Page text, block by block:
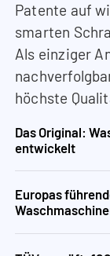
Patente auf
smarten
Als einziger
höchste
Das Original:
entwickelt
Europas